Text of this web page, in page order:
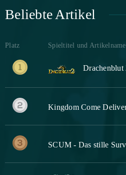
Beliebte Artikel
Platz Spieltitel und Artikelname
Drachenblut
Kingdom Come
SCUM - Das stille